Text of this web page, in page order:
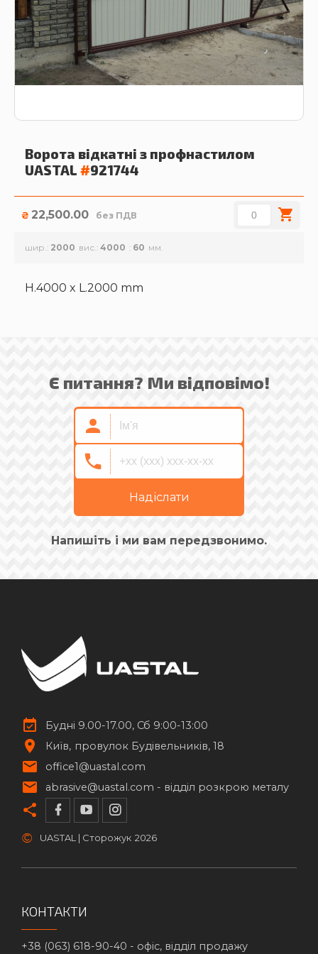
Ворота відкатні з профнастилом
UASTAL #921744
₴ 22,500.00 без ПДВ
шир. 2000 вис. 4000 60
H.4000 x L.2000 mm
Є питання? Ми відповімо!
Надіслати
Напишіть і ми вам передзвонимо.
Будні 9.00-17.00, Сб 9:00-13:00
Київ
провулок Будівельників, 18
office1@uastal.com
abrasive@uastal.com - відділ розкрою металу
© UASTAL | Сторожук 2026
КОНТАКТИ
+38 (063) 618-90-40 - офіс, відділ продажу